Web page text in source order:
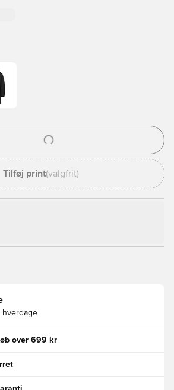
logge ind eller tilmelde dig som medlem
Tilføj print(valgfrit)
hverdage
over 699 kr